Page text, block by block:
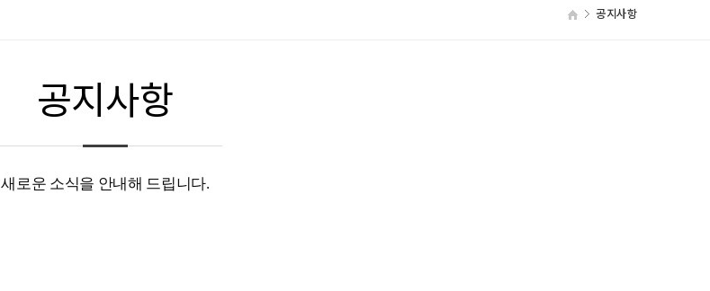
공지사항
공지사항
새로운 소식을 안내해 드립니다.